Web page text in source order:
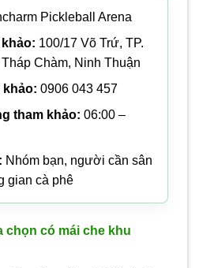
Pickleball Arena
100/17 Võ Trứ, TP.
Chàm, Ninh Thuận
khảo: 0906 043 457
tham khảo: 06:00 –
Nhóm bạn, người cần sân
gian cà phê
chọn có mái che khu